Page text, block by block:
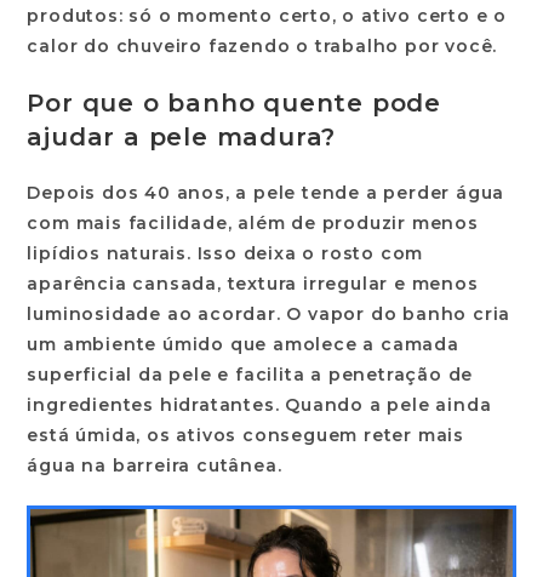
produtos: só o momento certo, o ativo certo e o
calor do chuveiro fazendo o trabalho por você.
Por que o banho quente pode
ajudar a pele madura?
Depois dos 40 anos, a pele tende a perder água
com mais facilidade, além de produzir menos
lipídios naturais. Isso deixa o rosto com
aparência cansada, textura irregular e menos
luminosidade ao acordar. O vapor do banho cria
um ambiente úmido que amolece a camada
superficial da pele e facilita a penetração de
ingredientes hidratantes. Quando a pele ainda
está úmida, os ativos conseguem reter mais
água na barreira cutânea.